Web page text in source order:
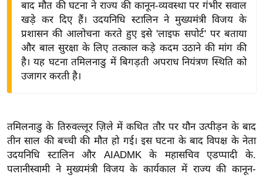
द्यो
ष
ज्ञ
रा
य
बाद मौत की घटना ने राज्य की कानून-व्यवस्था पर गंभीर सवाल
खड़े कर दिए हैं। उदयनिधि स्टालिन ने मुख्यमंत्री विजय के
प्रशासन की आलोचना करते हुए इसे 'लाइफ सपोर्ट' पर बताया
और बाल सुरक्षा के लिए तत्काल कड़े कदम उठाने की मांग की
है। यह घटना तमिलनाडु में बिगड़ती अपराध नियंत्रण स्थिति को
उजागर करती है।
तमिलनाडु के तिरुवल्लूर ज़िले में कथित तौर पर यौन उत्पीड़न के बाद
तीन साल की बच्ची की मौत हो गई। इस घटना के बाद विपक्ष के नेता
उदयनिधि स्टालिन और AIADMK के महासचिव एडप्पादी के.
पलानीस्वामी ने मुख्यमंत्री विजय के कार्यकाल में राज्य की कानून-